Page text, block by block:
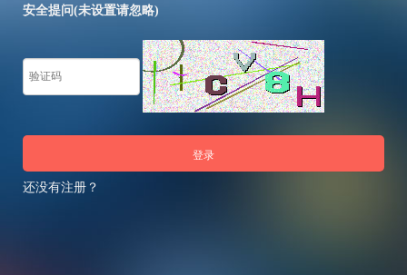
安全提问(未设置请忽略)
登录
还没有注册？